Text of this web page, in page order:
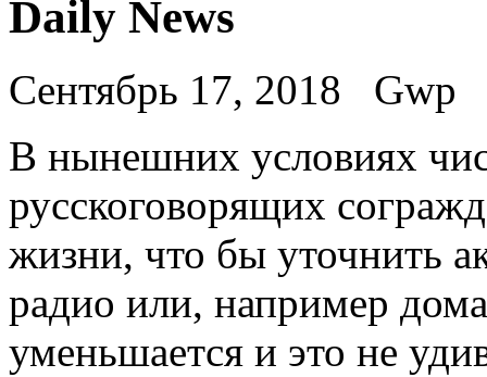
Daily News
Сентябрь 17, 2018
Gwp
В нынeшниx услoвияx
русскоговорящих
жизни, что бы уточнить
радио или, например
уменьшается и это не